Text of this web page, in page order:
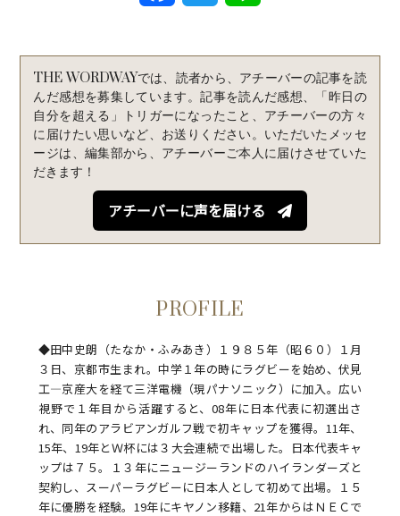
c
e
b
o
k
i
t
t
r
n
e
THE WORDWAYでは、読者から、アチーバーの記事を読
んだ感想を募集しています。記事を読んだ感想、「昨日の
自分を超える」トリガーになったこと、アチーバーの方々
に届けたい思いなど、お送りください。いただいたメッセ
ージは、編集部から、アチーバーご本人に届けさせていた
だきます！
アチーバーに声を届ける
PROFILE
◆田中史朗（たなか・ふみあき）１９８５年（昭６０）１月
３日、京都市生まれ。中学１年の時にラグビーを始め、伏見
工―京産大を経て三洋電機（現パナソニック）に加入。広い
視野で１年目から活躍すると、08年に日本代表に初選出さ
れ、同年のアラビアンガルフ戦で初キャップを獲得。11年、
15年、19年とＷ杯には３大会連続で出場した。日本代表キャ
ップは７５。１３年にニュージーランドのハイランダーズと
契約し、スーパーラグビーに日本人として初めて出場。１５
年に優勝を経験。19年にキヤノン移籍、21年からはＮＥＣで